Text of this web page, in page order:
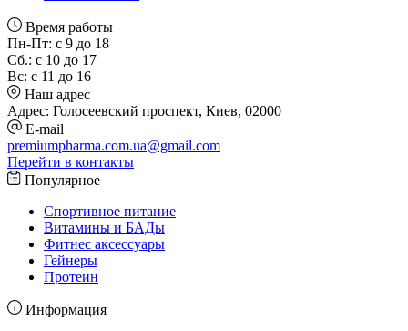
Время работы
Пн-Пт: с 9 до 18
Сб.: с 10 до 17
Вс: с 11 до 16
Наш адрес
Адрес: Голосеевский проспект, Киев, 02000
E-mail
premiumpharma.com.ua@gmail.com
Перейти в контакты
Популярное
Спортивное питание
Витамины и БАДы
Фитнес аксессуары
Гейнеры
Протеин
Информация